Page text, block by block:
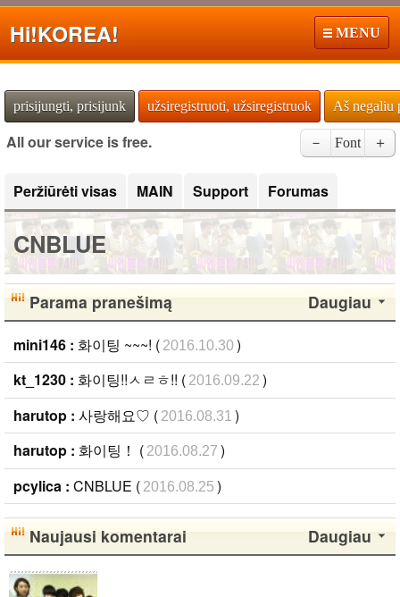
Hi!KOREA! MENU
prisijungti, prisijunk užsiregistruoti, užsiregistruok Aš negaliu
All our service is free. － Font ＋
Peržiūrėti visas MAIN Support Forumas
CNBLUE
Daugiau
Parama pranešimą
mini146 : 화이팅 ~~~! ( 2016.10.30 )
kt_1230 : 화이팅!!ㅅㄹㅎ!! ( 2016.09.22 )
harutop : 사랑해요♡ ( 2016.08.31 )
harutop : 화이팅！ ( 2016.08.27 )
pcylica : CNBLUE ( 2016.08.25 )
Daugiau
Naujausi komentarai